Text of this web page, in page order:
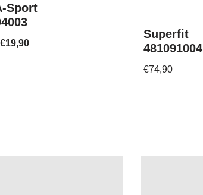
Sport
€19,90
Superfit
481091004
€74,90